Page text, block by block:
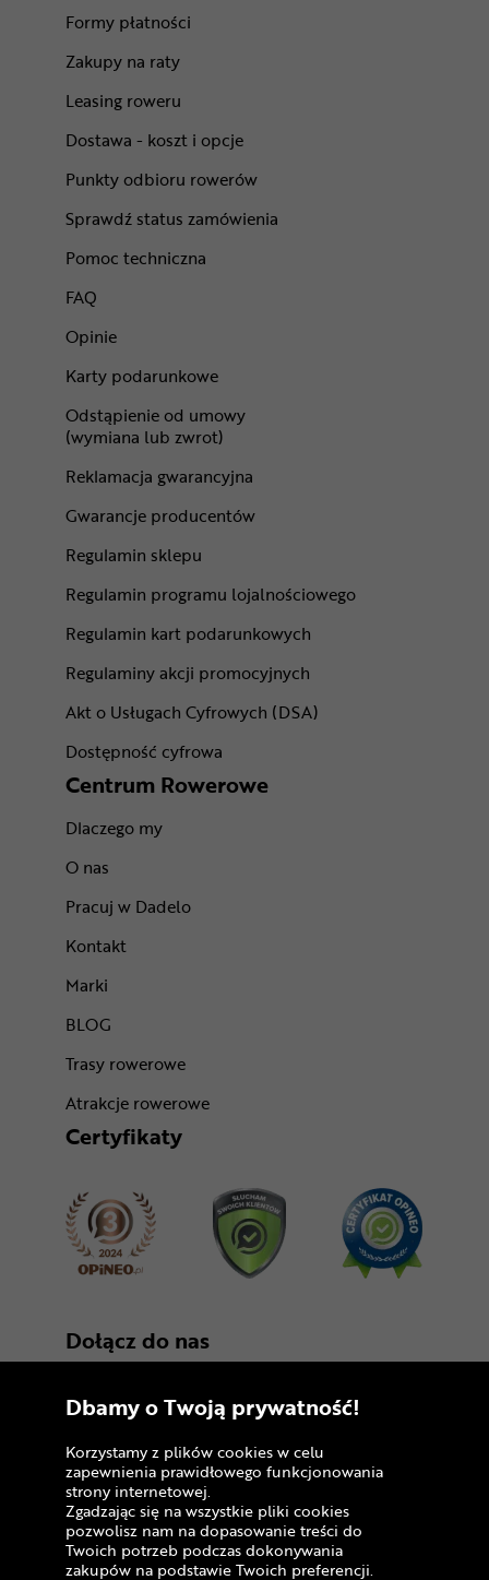
Formy płatności
Zakupy na raty
Leasing roweru
Dostawa - koszt i opcje
Punkty odbioru rowerów
Sprawdź status zamówienia
Pomoc techniczna
FAQ
Opinie
Karty podarunkowe
Odstąpienie od umowy
(wymiana lub zwrot)
Reklamacja gwarancyjna
Gwarancje producentów
Regulamin sklepu
Regulamin programu lojalnościowego
Regulamin kart podarunkowych
Regulaminy akcji promocyjnych
Akt o Usługach Cyfrowych (DSA)
Dostępność cyfrowa
Centrum Rowerowe
Dlaczego my
O nas
Pracuj w Dadelo
Kontakt
Marki
BLOG
Trasy rowerowe
Atrakcje rowerowe
Certyfikaty
Dołącz do nas
Copyright © 2005 - 2026
Polityka prywatności i zasady korzystania z
Dbamy o Twoją prywatność!
Korzystamy z plików cookies w celu
zapewnienia prawidłowego funkcjonowania
strony internetowej.
Zgadzając się na wszystkie pliki cookies
pozwolisz nam na dopasowanie treści do
Twoich potrzeb podczas dokonywania
zakupów na podstawie Twoich preferencji.